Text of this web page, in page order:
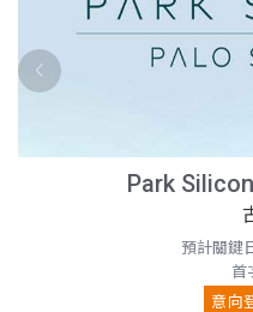
Park
預計關鍵
首
意向